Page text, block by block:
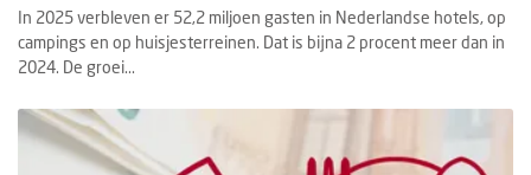
In 2025 verbleven er 52,2 miljoen gasten in Nederlandse hotels, op
campings en op huisjesterreinen. Dat is bijna 2 procent meer dan in
2024. De groei...